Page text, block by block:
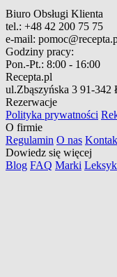
Biuro Obsługi Klienta
tel.: +48 42 200 75 75
e-mail:
Godziny pracy:
Pon.-Pt.: 8:00 - 16:00
Recepta.pl
ul.Zbąszyńska 3 91-342
Rezerwacje
Polityka prywatności
O firmie
Regulamin O nas
Dowiedz się więcej
Blog FAQ Marki